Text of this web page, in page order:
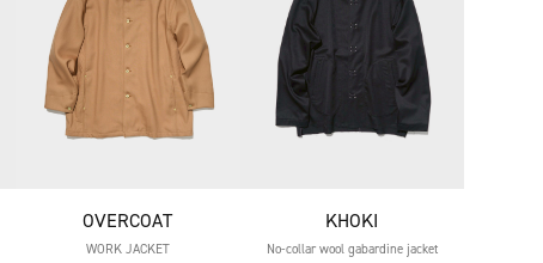
OVERCOAT
WORK JACKET
KHOKI
No-collar wool gabardine jacket